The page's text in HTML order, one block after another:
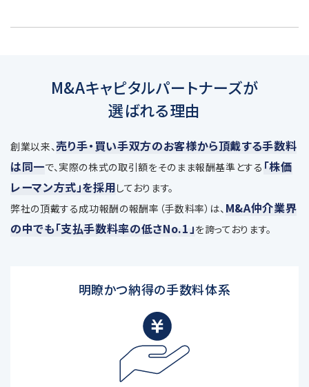
M&Aキャピタルパートナーズが
選ばれる理由
創業以来、売り手・買い手双方のお客様から頂戴する手数料
は同一で、実際の株式の取引額をそのまま報酬基準とする 「株価
レーマン方式」を採用しております。
弊社の頂戴する成功報酬の報酬率（手数料率）は、 M&A仲介業界
の中でも「支払手数料率の低さNo.1」を誇っております。
明瞭かつ納得の手数料体系